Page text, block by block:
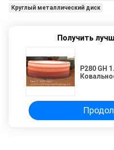
Круглый металлический диск
Получить
P280 GH